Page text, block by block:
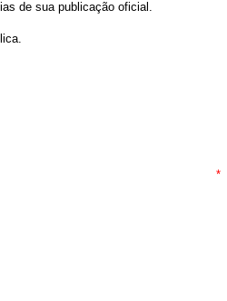
de sua publicação oficial.
*